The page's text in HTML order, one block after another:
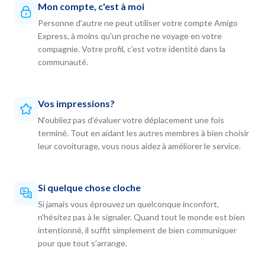
Mon compte, c'est à moi
Personne d'autre ne peut utiliser votre compte Amigo
Express, à moins qu'un proche ne voyage en votre
compagnie. Votre profil, c'est votre identité dans la
communauté.
Vos impressions?
N’oubliez pas d’évaluer votre déplacement une fois
terminé. Tout en aidant les autres membres à bien choisir
leur covoiturage, vous nous aidez à améliorer le service.
Si quelque chose cloche
Si jamais vous éprouvez un quelconque inconfort,
n'hésitez pas à le signaler. Quand tout le monde est bien
intentionné, il suffit simplement de bien communiquer
pour que tout s’arrange.